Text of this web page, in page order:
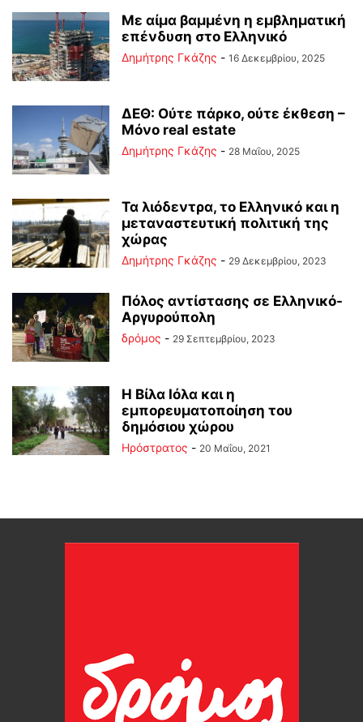
Με αίμα βαμμένη η εμβληματική
επένδυση στο Ελληνικό
Δημήτρης Γκάζης - 16 Δεκεμβρίου, 2025
ΔΕΘ: Ούτε πάρκο, ούτε έκθεση –
Μόνο real estate
Δημήτρης Γκάζης - 28 Μαΐου, 2025
Τα λιόδεντρα, το Ελληνικό και η
μεταναστευτική πολιτική της
χώρας
Δημήτρης Γκάζης - 29 Δεκεμβρίου, 2023
Πόλος αντίστασης σε Ελληνικό-
Αργυρούπολη
δρόμος - 29 Σεπτεμβρίου, 2023
Η Βίλα Ιόλα και η
εμπορευματοποίηση του
δημόσιου χώρου
Ηρόστρατος - 20 Μαΐου, 2021